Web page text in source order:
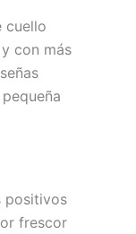
cuello
con más
positivos
frescor